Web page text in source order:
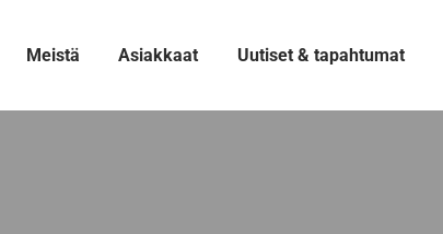
Meistä Asiakkaat Uutiset & tapahtumat